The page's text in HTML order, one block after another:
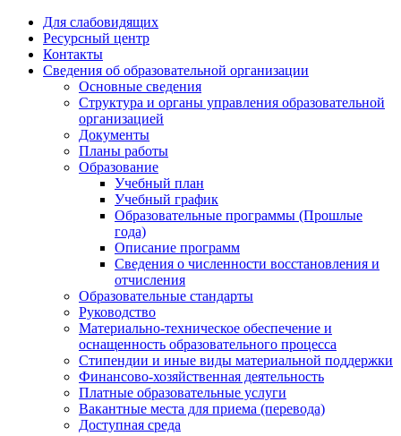
Для слабовидящих
Ресурсный центр
Контакты
Сведения об образовательной организации
Основные сведения
Структура и органы управления образовательной
организацией
Документы
Планы работы
Образование
Учебный план
Учебный график
Образовательные программы (Прошлые
года)
Описание программ
Сведения о численности восстановления и
отчисления
Образовательные стандарты
Руководство
Материально-техническое обеспечение и
оснащенность образовательного процесса
Стипендии и иные виды материальной поддержки
Финансово-хозяйственная деятельность
Платные образовательные услуги
Вакантные места для приема (перевода)
Доступная среда